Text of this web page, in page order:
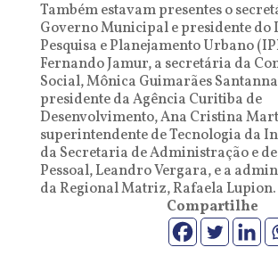
Também estavam presentes o
Governo Municipal e presidente do
Pesquisa e Planejamento Urbano
Fernando Jamur, a secretária da
Social, Mônica Guimarães
presidente da Agência Curitiba de
Desenvolvimento, Ana Cristina
superintendente de Tecnologia da
da Secretaria de Administração e de
Pessoal, Leandro Vergara, e a
da Regional Matriz, Rafaela Lupion.
Compartilhe